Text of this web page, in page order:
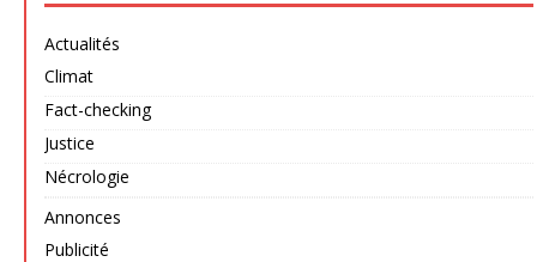
Actualités
Climat
Fact-checking
Justice
Nécrologie
Annonces
Publicité